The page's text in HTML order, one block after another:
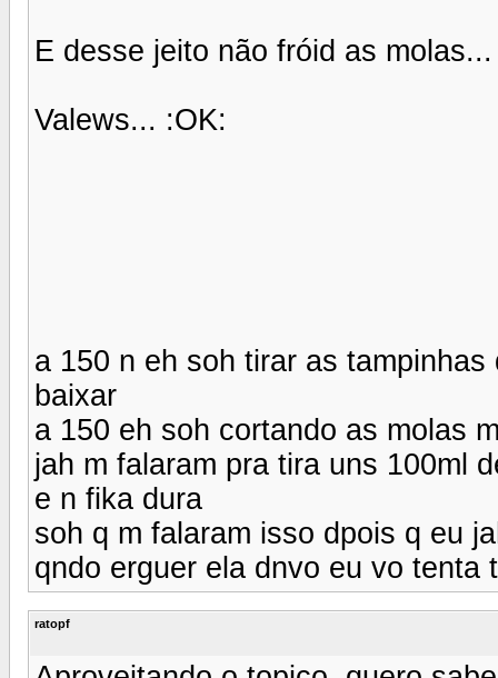
E desse jeito não fróid as molas...
Valews... :OK:
a 150 n eh soh tirar as
baixar
a 150 eh soh cortando as molas
jah m falaram pra tira uns 100ml
e n fika dura
soh q m falaram isso dpois q eu
qndo erguer ela dnvo eu vo tenta
ratopf